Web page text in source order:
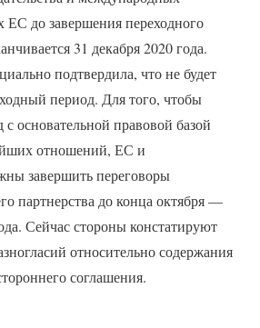
ЕС до завершения переходного
31 декабря 2020 года.
подтвердила, что не будет
период. Для того, чтобы
основательной правовой базой
отношений, ЕС и
завершить переговоры
партнерства до конца октября —
Сейчас стороны констатируют
относительно содержания
соглашения.